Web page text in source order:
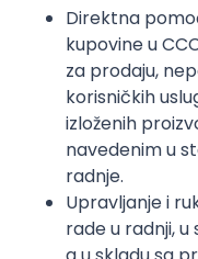
Direktna
kupovine u
za prodaju,
korisničkih
izloženih
navedenim u
radnje.
Upravljanje i
rade u radnji,